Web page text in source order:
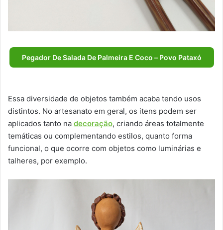
Pegador De Salada De Palmeira E Coco – Povo Pataxó
Essa diversidade de objetos também acaba tendo usos
distintos. No artesanato em geral, os itens podem ser
aplicados tanto na decoração, criando áreas totalmente
temáticas ou complementando estilos, quanto forma
funcional, o que ocorre com objetos como luminárias e
talheres, por exemplo.